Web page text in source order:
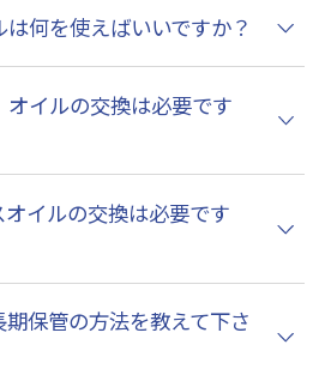
何を使えばいいですか？
オイルの交換は必要です
オイルの交換は必要です
保管の方法を教えて下さ